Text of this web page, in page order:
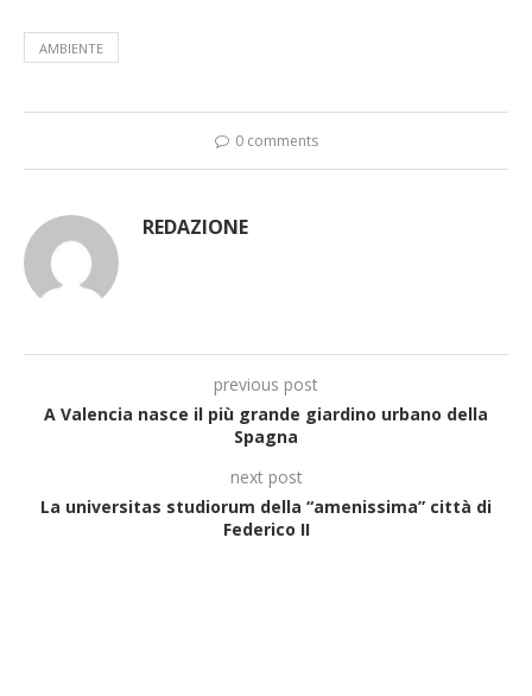
AMBIENTE
0 comments
REDAZIONE
previous post
A Valencia nasce il più grande giardino urbano della
Spagna
next post
La universitas studiorum della “amenissima” città di
Federico II